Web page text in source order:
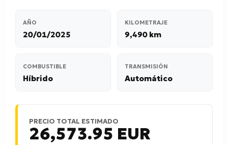
AÑO
20/01/2025
KILOMETRAJE
9,490 km
COMBUSTIBLE
Híbrido
TRANSMISIÓN
Automático
PRECIO TOTAL ESTIMADO
26,573.95 EUR